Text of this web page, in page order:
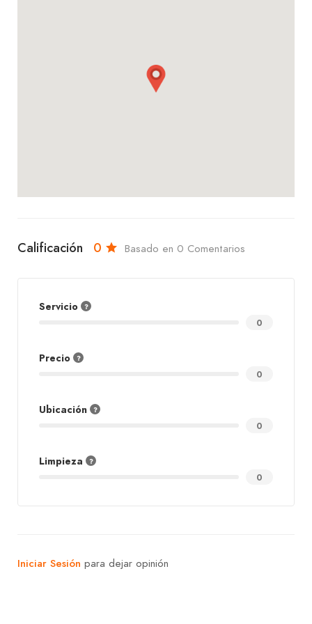
crujientes, un trío de pollo o un chicharrón entero,
aquí encontrarás un servicio amable, un ambiente
Calificación 0 Basado en 0 Comentarios
Servicio
0
Precio
0
Ubicación
0
Limpieza
0
Iniciar Sesión para dejar opinión